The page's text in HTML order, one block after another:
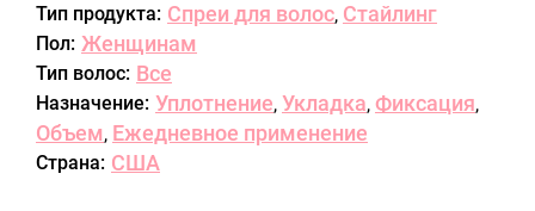
Тип продукта: Спреи для волос, Стайлинг
Пол: Женщинам
Тип волос: Все
Назначение: Уплотнение, Укладка, Фиксация,
Объем, Ежедневное применение
Страна: США